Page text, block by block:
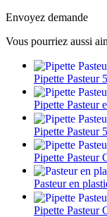
Envoyez demande
Vous pourriez aussi
Pipette Pasteur
Pipette Pasteur
Pipette Pasteur
Pipette Pasteur
Pasteur en
Pipette Pasteur